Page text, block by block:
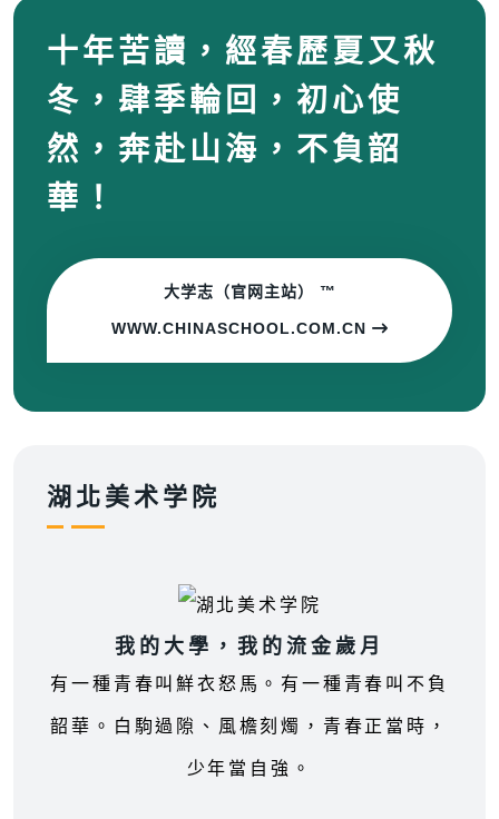
十年苦讀，經春歷夏又秋
冬，肆季輪回，初心使
然，奔赴山海，不負韶
華！
大学志（官网主站） ™
WWW.CHINASCHOOL.COM.CN
湖北美术学院
我的大學，我的流金歲月
有一種青春叫鮮衣怒馬。有一種青春叫不負
韶華。白駒過隙、風檐刻燭，青春正當時，
少年當自強。